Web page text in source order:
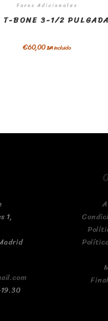
Faros Adicionales
T-BONE 3-1/2
€60,00IVA incluido
1,